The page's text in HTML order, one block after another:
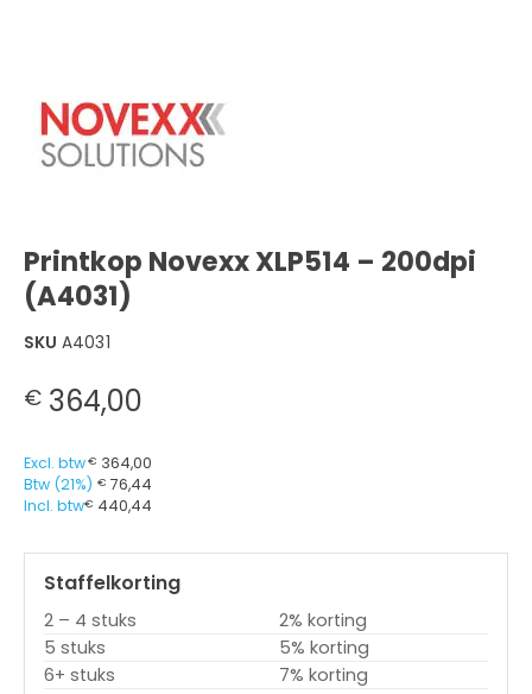
Printkop Novexx XLP514 – 200dpi
(A4031)
SKU A4031
€ 364,00
Excl. btw€ 364,00
Btw (21%) € 76,44
Incl. btw€ 440,44
Staffelkorting
2 – 4 stuks
2% korting
5 stuks
5% korting
6+ stuks
7% korting